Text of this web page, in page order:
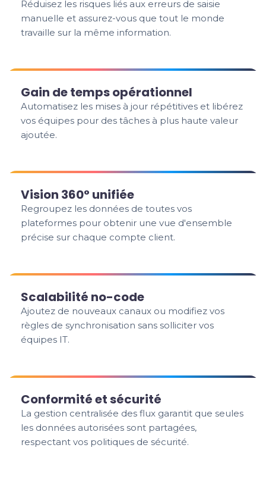
Réduisez les risques liés aux erreurs de saisie
manuelle et assurez-vous que tout le monde
travaille sur la même information.
Gain de temps opérationnel
Automatisez les mises à jour répétitives et libérez
vos équipes pour des tâches à plus haute valeur
ajoutée.
Vision 360° unifiée
Regroupez les données de toutes vos
plateformes pour obtenir une vue d'ensemble
précise sur chaque compte client.
Scalabilité no-code
Ajoutez de nouveaux canaux ou modifiez vos
règles de synchronisation sans solliciter vos
équipes IT.
Conformité et sécurité
La gestion centralisée des flux garantit que seules
les données autorisées sont partagées,
respectant vos politiques de sécurité.